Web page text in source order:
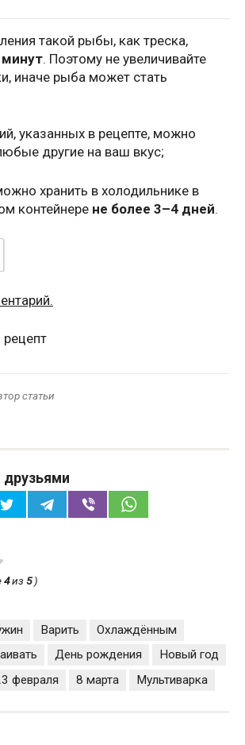
такой рыбы, как треска,
минут. Поэтому не увеличивайте
иначе рыба может стать
указанных в рецепте, можно
другие на ваш вкус;
хранить в холодильнике в
контейнере не более 3–4 дней.
рецепт
статьи
4из 5)
Варить
Охлаждённым
День рождения
Новый год
февраля 8 марта Мультиварка